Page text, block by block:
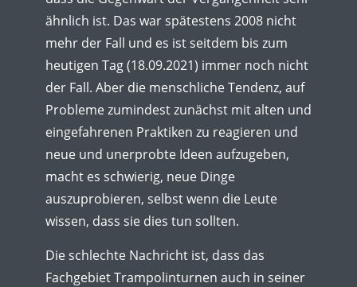
ähnlich ist. Das war spätestens 2008 nicht
mehr der Fall und es ist seitdem bis zum
heutigen Tag (18.09.2021) immer noch nicht
der Fall. Aber die menschliche Tendenz, auf
Probleme zumindest zunächst mit alten und
eingefahrenen Praktiken zu reagieren und
neue und unerprobte Ideen aufzugeben,
macht es schwierig, neue Dinge
auszuprobieren, selbst wenn die Leute
wissen, dass sie dies tun sollten.
Die schlechte Nachricht ist, dass das
Fachgebiet Trampolinturnen auch in seiner